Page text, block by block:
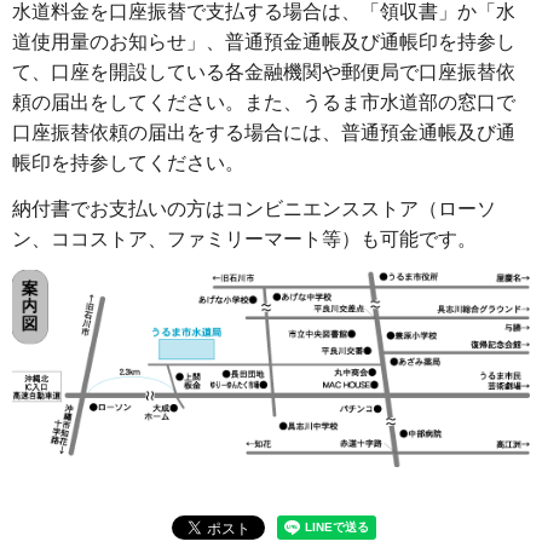
水道料金を口座振替で支払する場合は、「領収書」か「水
道使用量のお知らせ」、普通預金通帳及び通帳印を持参し
て、口座を開設している各金融機関や郵便局で口座振替依
頼の届出をしてください。また、うるま市水道部の窓口で
口座振替依頼の届出をする場合には、普通預金通帳及び通
帳印を持参してください。
納付書でお支払いの方はコンビニエンスストア（ローソ
ン、ココストア、ファミリーマート等）も可能です。